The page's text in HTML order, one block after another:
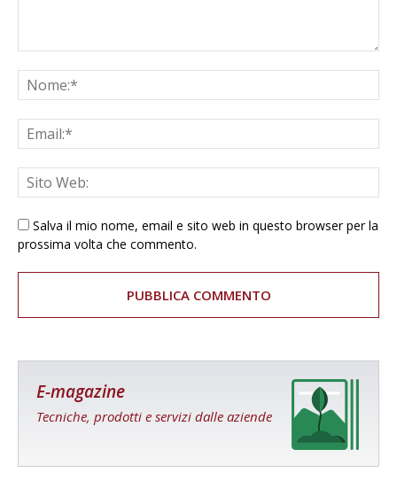
Salva il mio nome, email e sito web in questo browser per la
prossima volta che commento.
E-magazine
Tecniche, prodotti e servizi dalle aziende